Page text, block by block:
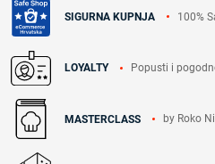
SIGURNA KUPNJA 100%
LOYALTY Popusti i
MASTERCLASS by Roko